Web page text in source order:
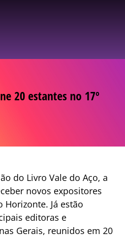
20 estantes no 17º
do Livro Vale do Aço, a
novos expositores
Já estão
editoras e
Gerais, reunidos em 20